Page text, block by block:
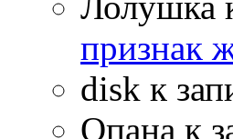
признак
disk к
Опана к